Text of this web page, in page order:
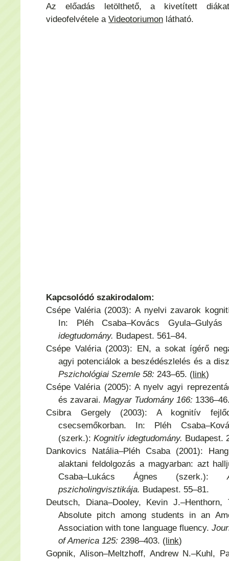
Az előadás letölthető, a kivetített
videofelvétele a Videotoriumon látható.
Kapcsolódó szakirodalom:
Csépe Valéria (2003): A nyelvi zavarok
In: Pléh Csaba–Kovács
idegtudomány. Budapest. 561–84.
Csépe Valéria (2003): EN, a sokat ígérő
agyi potenciálok a beszédészlelés és a
Pszichológiai Szemle 58: 243–65. (link)
Csépe Valéria (2005): A nyelv agyi
és zavarai. Magyar Tudomány 166:
Csibra Gergely (2003): A kognitív
csecsemőkorban. In: Pléh
(szerk.): Kognitív idegtudomány. Budapest.
Dankovics Natália–Pléh Csaba (2001):
alaktani feldolgozás a magyarban: azt
Csaba–Lukács Ágnes (szerk.):
pszicholingvisztikája. Budapest. 55–81.
Deutsch, Diana–Dooley, Kevin J.–Henthorn,
Absolute pitch among students in an
Association with tone language fluency.
of America 125: 2398–403. (link)
Gopnik, Alison–Meltzhoff, Andrew N.–Kuhl,